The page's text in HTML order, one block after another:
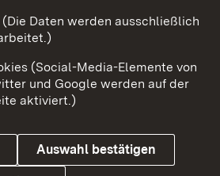
Barrierefreiheit
Cookies
Daten werden ausschließlich
(Social-Media-Elemente von
und Google werden auf der
aktiviert.)
Auswahl bestätigen